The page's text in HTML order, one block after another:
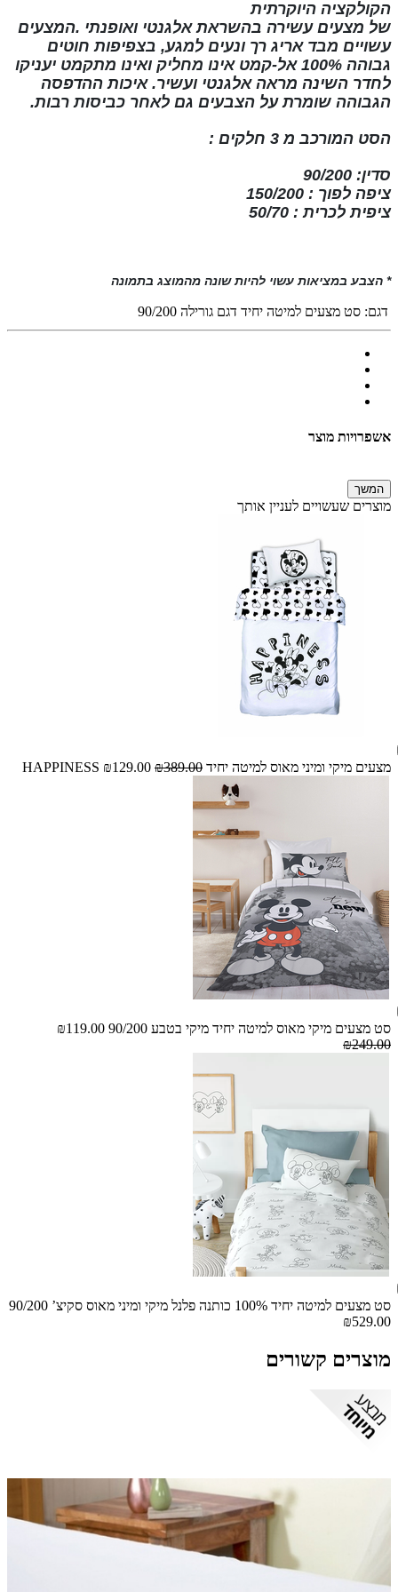
הקולקציה היוקרתית
של מצעים עשירה בהשראתאלגנטי ואופנתי .המצעים
עשויים מבד אריג רך ונעים למגע, בצפיפות חוטים
גבוהה 100% אל-קמט אינו מחליק ואינו מתקמט יעניקו
לחדר השינה מראה אלגנטי ועשיר. איכות ההדפסה
הגבוהה שומרת על הצבעים גם לאחר כביסות רבות.
הסט המורכב מ 3 חלקים :
סדין: 90/200
ציפה לפוך : 150/200
ציפית לכרית : 50/70
* הצבע במציאות עשוי להיות שונה מהמוצג בתמונה
דגם: סט מצעים למיטה יחיד דגם גורילה 90/200
אשפרויות מוצר
המשך
מוצרים שעשויים לעניין אותך
מצעים מיקי ומיני מאוס למיטה יחיד HAPPINESS ₪129.00 ₪389.00
סט מצעים מיקי מאוס למיטה יחיד מיקי בטבע 90/200
₪119.00
₪249.00
סט מצעים למיטה יחיד 100% כותנה פלנל מיקי ומיני מאוס סקיצ’ 90/200
₪529.00
מוצרים קשורים